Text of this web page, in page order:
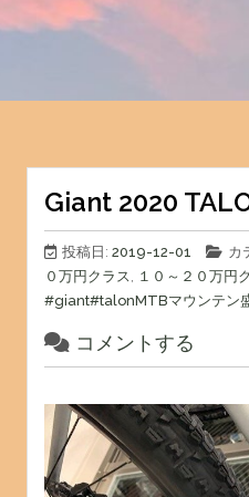
Giant 2020
投稿日: 2019-12-01 カ
０万円クラス, １０～２０万円
#giant#talonMTBマウンテン
コメントする